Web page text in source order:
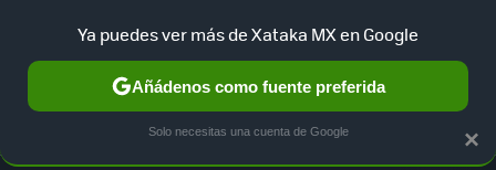
×
Ya puedes ver más de Xataka MX en Google
Añádenos como fuente preferida
Solo necesitas una cuenta de Google